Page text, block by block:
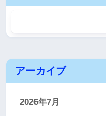
アーカイブ
2026年7月